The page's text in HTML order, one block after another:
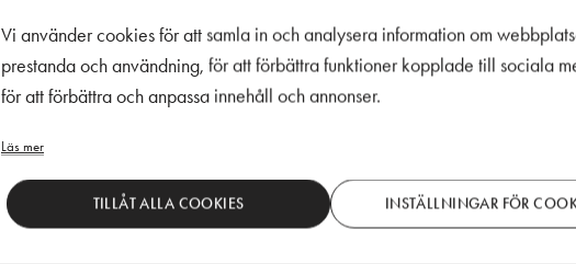
Vi använder cookies för att samla in och analysera information om
prestanda och användning, för att förbättra funktioner kopplade till sociala
för att förbättra och anpassa innehåll och annonser.
Läs mer
TILLÅT ALLA COOKIES INSTÄLLNINGAR FÖR